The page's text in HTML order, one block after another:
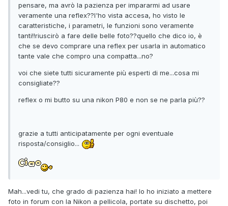
pensare, ma avrò la pazienza per impararmi ad usare
veramente una reflex??l'ho vista accesa, ho visto le
caratteristiche, i parametri, le funzioni sono veramente
tanti!!riuscirò a fare delle belle foto??quello che dico io, è
che se devo comprare una reflex per usarla in automatico
tante vale che compro una compatta...no?
voi che siete tutti sicuramente più esperti di me...cosa mi
consigliate??
reflex o mi butto su una nikon P80 e non se ne parla più??
grazie a tutti anticipatamente per ogni eventuale
risposta/consiglio...
Mah...vedi tu, che grado di pazienza hai! Io ho iniziato a mettere
foto in forum con la Nikon a pellicola, portate su dischetto, poi